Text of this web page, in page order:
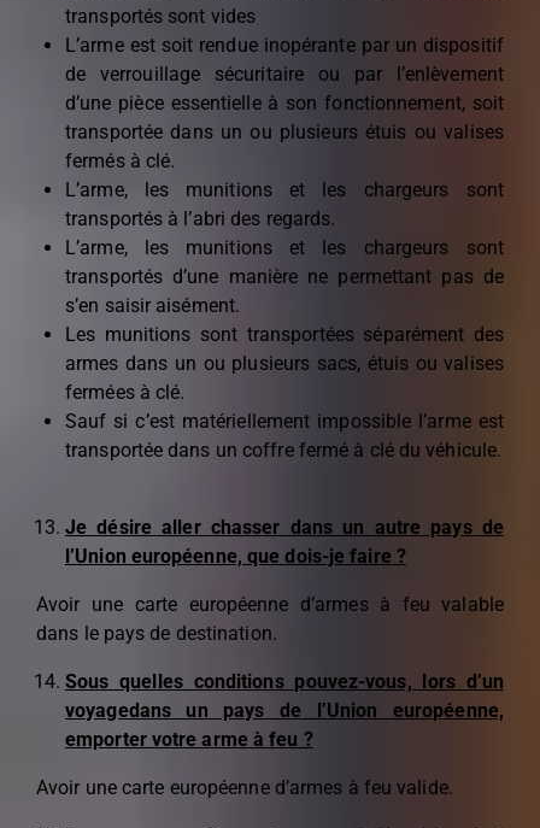
transportés sont vides
L’arme est soit rendue inopérante par un dispositif
de verrouillage sécuritaire ou par l’enlèvement
d’une pièce essentielle à son fonctionnement, soit
transportée dans un ou plusieurs étuis ou valises
fermés à clé.
L’arme, les munitions et les chargeurs sont
transportés à l’abri des regards.
L’arme, les munitions et les chargeurs sont
transportés d’une manière ne permettant pas de
s’en saisir aisément.
Les munitions sont transportées séparément des
armes dans un ou plusieurs sacs, étuis ou valises
fermées à clé.
Sauf si c’est matériellement impossible l’arme est
transportée dans un coffre fermé à clé du véhicule.
Je désire aller chasser dans un autre pays de
l’Union européenne, que dois-je faire ?
Avoir une carte européenne d’armes à feu valable
dans le pays de destination.
Sous quelles conditions pouvez-vous, lors d’un
voyagedans un pays de l’Union européenne,
emporter votre arme à feu ?
Avoir une carte européenne d’armes à feu valide.